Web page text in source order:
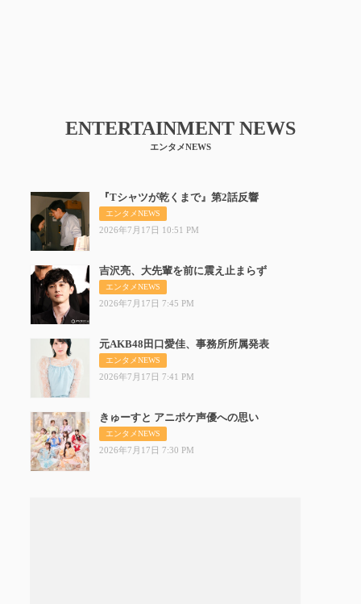
ENTERTAINMENT NEWS
エンタメNEWS
『Tシャツが乾くまで』第2話反響
エンタメNEWS
2026年7月17日 10:51 PM
吉沢亮、大先輩を前に震え止まらず
エンタメNEWS
2026年7月17日 7:45 PM
元AKB48田口愛佳、事務所所属発表
エンタメNEWS
2026年7月17日 7:41 PM
きゅーすと アニポケ声優への思い
エンタメNEWS
2026年7月17日 7:30 PM